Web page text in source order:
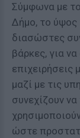
Σύμφωνα με
Δήμο, το ύψος
διασώστες
βάρκες, για
επιχειρήσεις
μαζί με τις
συνεχίζουν
ώστε